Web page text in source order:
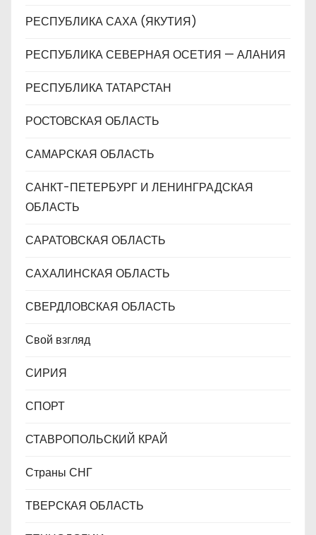
РЕСПУБЛИКА САХА (ЯКУТИЯ)
РЕСПУБЛИКА СЕВЕРНАЯ ОСЕТИЯ — АЛАНИЯ
РЕСПУБЛИКА ТАТАРСТАН
РОСТОВСКАЯ ОБЛАСТЬ
САМАРСКАЯ ОБЛАСТЬ
САНКТ-ПЕТЕРБУРГ И ЛЕНИНГРАДСКАЯ
ОБЛАСТЬ
САРАТОВСКАЯ ОБЛАСТЬ
САХАЛИНСКАЯ ОБЛАСТЬ
СВЕРДЛОВСКАЯ ОБЛАСТЬ
Свой взгляд
СИРИЯ
СПОРТ
СТАВРОПОЛЬСКИЙ КРАЙ
Страны СНГ
ТВЕРСКАЯ ОБЛАСТЬ